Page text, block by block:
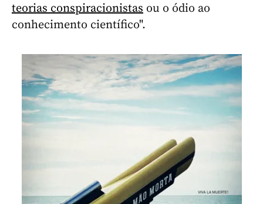
teorias conspiracionistas ou o ódio ao
conhecimento científico".